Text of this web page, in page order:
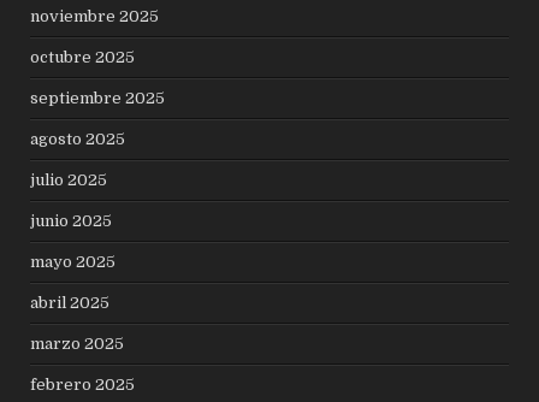
noviembre 2025
octubre 2025
septiembre 2025
agosto 2025
julio 2025
junio 2025
mayo 2025
abril 2025
marzo 2025
febrero 2025